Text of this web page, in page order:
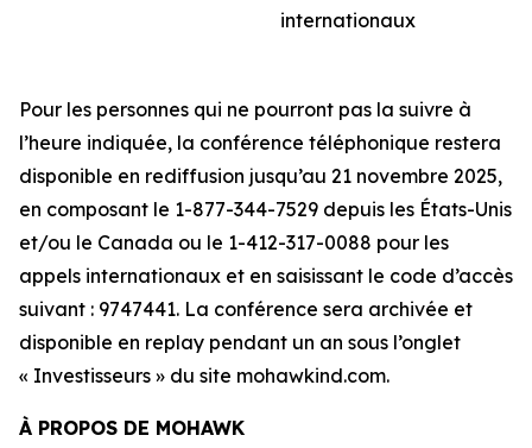
internationaux
Pour les personnes qui ne pourront pas la suivre à
l’heure indiquée, la conférence téléphonique restera
disponible en rediffusion jusqu’au 21 novembre 2025,
en composant le 1-877-344-7529 depuis les États-Unis
et/ou le Canada ou le 1-412-317-0088 pour les
appels internationaux et en saisissant le code d’accès
suivant : 9747441. La conférence sera archivée et
disponible en replay pendant un an sous l’onglet
« Investisseurs » du site mohawkind.com.
À PROPOS DE MOHAWK